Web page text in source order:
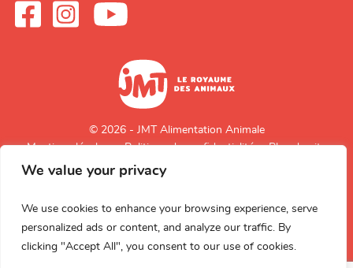
We value your privacy
We use cookies to enhance your browsing experience, serve
personalized ads or content, and analyze our traffic. By
clicking "Accept All", you consent to our use of cookies.
© 2026 - JMT Alimentation Animale
Mentions légales
Politique de confidentialité Plan du site